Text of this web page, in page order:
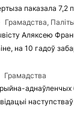
паказала 7,2
Грамадства,
Аляксею
на 10 гадоў
Грамадства
аднаўленчых